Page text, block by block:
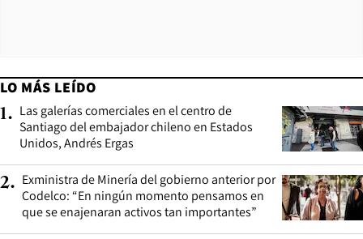
LO MÁS LEÍDO
1. Las galerías comerciales en el centro de
Santiago del embajador chileno en Estados
Unidos, Andrés Ergas
2. Exministra de Minería del gobierno anterior por
Codelco: “En ningún momento pensamos en
que se enajenaran activos tan importantes”